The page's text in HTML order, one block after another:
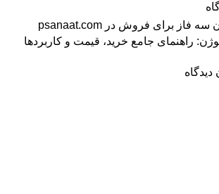
راهنمای جامع خرید، قیمت و کاربردها
دیدگاه